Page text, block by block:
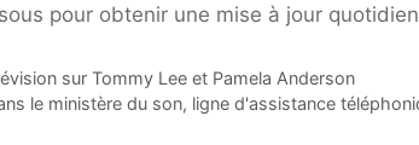
pour obtenir une mise à jour
sur Tommy Lee et Pamela Anderson
le ministère du son, ligne d'assistance